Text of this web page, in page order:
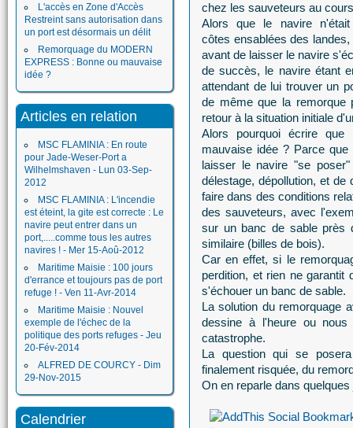
L'accès en Zone d'Accès
Restreint sans autorisation dans
un port est désormais un délit
Remorquage du MODERN
EXPRESS : Bonne ou mauvaise
idée ?
Articles en relation
MSC FLAMINIA : En route
pour Jade-Weser-Port a
Wilhelmshaven - Lun 03-Sep-
2012
MSC FLAMINIA : L'incendie
est éteint, la gite est correcte : Le
navire peut entrer dans un
port,.....comme tous les autres
navires ! - Mer 15-Aoû-2012
Maritime Maisie : 100 jours
d'errance et toujours pas de port
refuge ! - Ven 11-Avr-2014
Maritime Maisie : Nouvel
exemple de l'échec de la
politique des ports refuges - Jeu
20-Fév-2014
ALFRED DE COURCY - Dim
29-Nov-2015
Calendrier
chez les sauveteurs au
Alors que le navire
côtes ensablées des
avant de laisser le navire
de succès, le navire étant
attendant de lui trouver un
de même que la remorque
retour à la situation initiale
Alors pourquoi écrire que
mauvaise idée ? Parce
laisser le navire "se
délestage, dépollution, et
faire dans des conditions
des sauveteurs, avec
sur un banc de sable près
similaire (billes de bois).
Car en effet, si le
perdition, et rien ne
s'échouer un banc de sable.
La solution du remorquage
dessine à l'heure ou
catastrophe.
La question qui se
finalement risquée, du
On en reparle dans quelques